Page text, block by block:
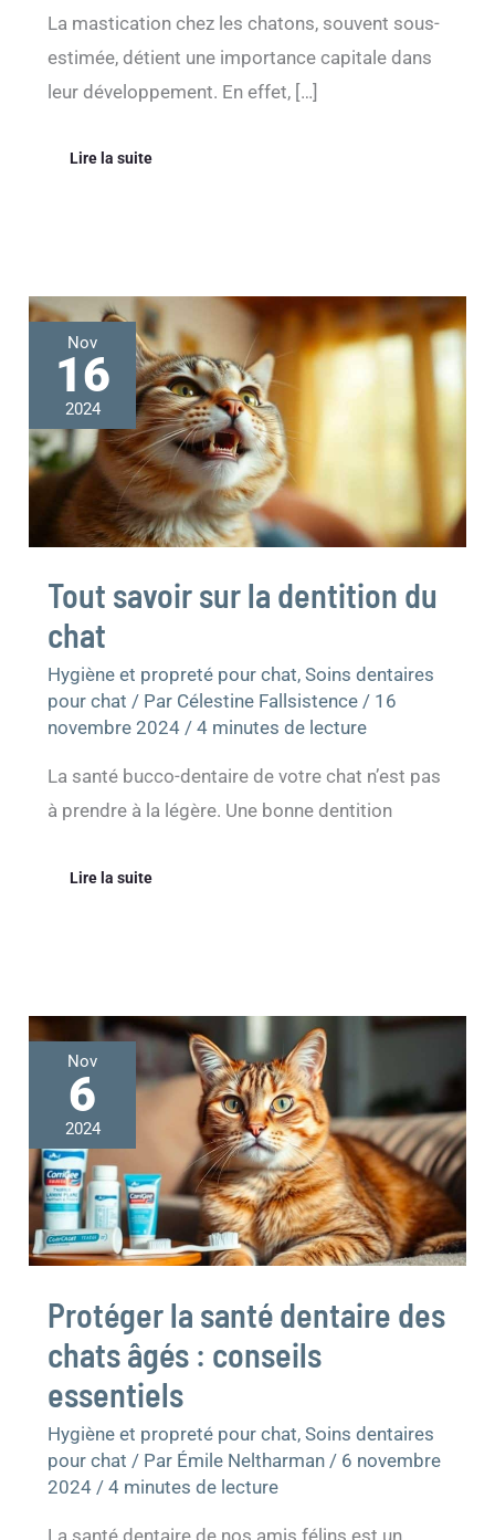
La mastication chez les chatons, souvent sous-
estimée, détient une importance capitale dans
leur développement. En effet, […]
Lire la suite
Nov
16
2024
Tout savoir sur la dentition du
chat
Hygiène et propreté pour chat,Soins dentaires
pour chat / Par Célestine Fallsistence/ 16
novembre 2024/4 minutes de lecture
La santé bucco-dentaire de votre chat n’est pas
à prendre à la légère. Une bonne dentition
savoir
sur
la
dentition
du
chat
Lire la suite
Nov
6
2024
Protéger la santé dentaire des
chats âgés : conseils
essentiels
Hygiène et propreté pour chat,Soins dentaires
pour chat / Par Émile Neltharman / 6 novembre
2024 /4 minutes de lecture
La santé dentaire de nos amis félins est un
la
santé
dentaire
des
chats
âgés
:
conseils
essentiels